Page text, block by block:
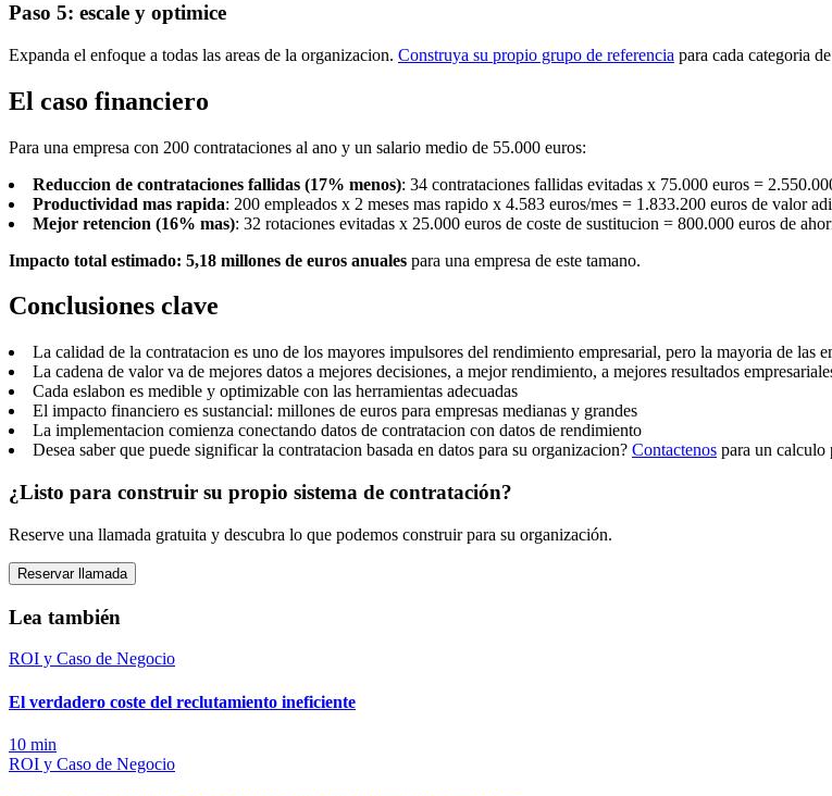
Paso 5: escale y optimice
Expanda el enfoque a todas las areas de la organizacion. Construya su propio grupo de referencia para cada categoria
El caso financiero
Para una empresa con 200 contrataciones al ano y un salario medio de 55.000 euros:
Reduccion de contrataciones fallidas (17% menos): 34 contrataciones fallidas evitadas x 75.000 euros =
Productividad mas rapida: 200 empleados x 2 meses mas rapido x 4.583 euros/mes = 1.833.200 euros de valor
Mejor retencion (16% mas): 32 rotaciones evitadas x 25.000 euros de coste de sustitucion = 800.000 euros de
Impacto total estimado: 5,18 millones de euros anuales para una empresa de este tamano.
Conclusiones clave
La calidad de la contratacion es uno de los mayores impulsores del rendimiento empresarial, pero la mayoria de las
La cadena de valor va de mejores datos a mejores decisiones, a mejor rendimiento, a mejores resultados
Cada eslabon es medible y optimizable con las herramientas adecuadas
El impacto financiero es sustancial: millones de euros para empresas medianas y grandes
La implementacion comienza conectando datos de contratacion con datos de rendimiento
Desea saber que puede significar la contratacion basada en datos para su organizacion? Contactenos para un calculo
¿Listo para construir su propio sistema de contratación?
Reserve una llamada gratuita y descubra lo que podemos construir para su organización.
Reservar llamada
Lea también
ROI y Caso de Negocio
El verdadero coste del reclutamiento ineficiente
10 min
ROI y Caso de Negocio